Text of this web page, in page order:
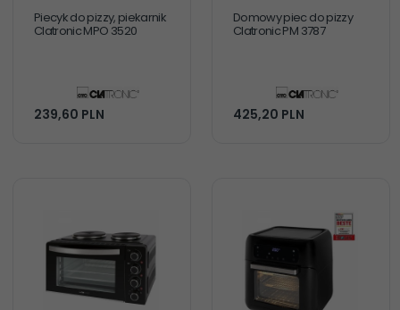
Piecyk do pizzy, piekarnik
Clatronic MPO 3520
239,60 PLN
Domowy piec do pizzy
Clatronic PM 3787
425,20 PLN